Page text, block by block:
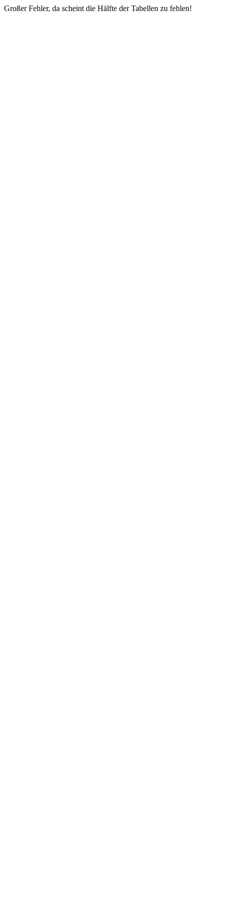
Großer Fehler, da scheint die Hälfte der Tabellen zu fehlen!